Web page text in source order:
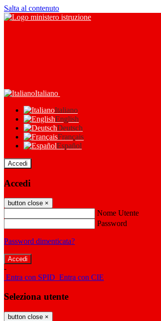
Salta al contenuto
Italiano
Italiano
English
Deutsch
Français
Español
Accedi
Accedi
button close ×
Nome Utente
Password
Password dimenticata?
-
Entra con SPID Entra con CIE
Seleziona utente
button close ×